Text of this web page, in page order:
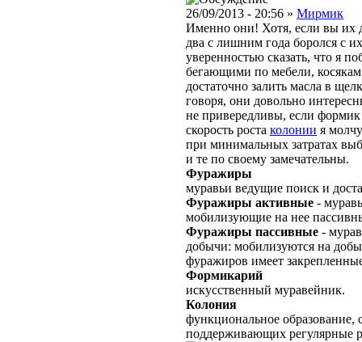
26/09/2013 - 20:56 » Мирмик
Именно они! Хотя, если вы их
два с лишним года боролся с
уверенностью сказать, что я
бегающими по мебели,
достаточно залить масла в
говоря, они довольно
не привередливы, если
скорость роста колонии я
при минимальных затратах
и те по своему замечательны.
Фуражиры
муравьи ведущие поиск и
Фуражиры активные -
мобилизующие на нее
Фуражиры пассивные -
добычи: мобилизуются на
фуражиров имеет
Формикарий
искусственный муравейник.
Колония
функциональное образование,
поддерживающих регулярные